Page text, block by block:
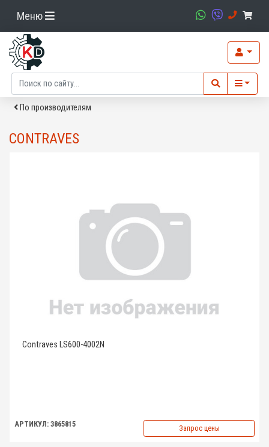
Меню
По производителям
CONTRAVES
Contraves LS600-4002N
АРТИКУЛ: 3865815 Запрос цены